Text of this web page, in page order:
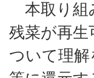
本取り組
残菜が再
ついて理